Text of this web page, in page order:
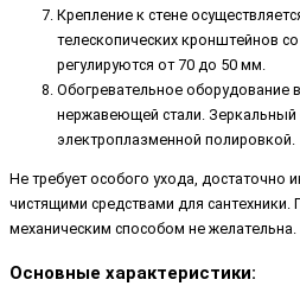
Крепление к стене
телескопических кронштейнов
регулируются от 70 до 50 мм.
Обогревательное оборудование
нержавеющей стали. Зеркальный
электроплазменной полировкой.
Не требует особого ухода, достаточно
чистящими средствами для сантехники.
механическим способом не желательна.
Основные характеристики: